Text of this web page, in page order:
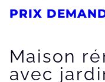
PRIX
Maison
avec